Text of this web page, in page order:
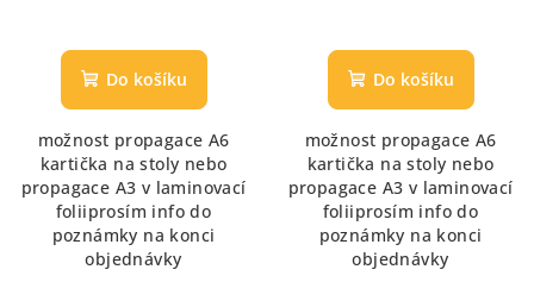
hodnocení
produktu
z
5
hvězdiček.
Do košíku
možnost propagace A6
kartička na stoly nebo
propagace A3 v laminovací
foliiprosím info do
poznámky na konci
objednávky
Do košíku
možnost propagace A6
kartička na stoly nebo
propagace A3 v laminovací
foliiprosím info do
poznámky na konci
objednávky